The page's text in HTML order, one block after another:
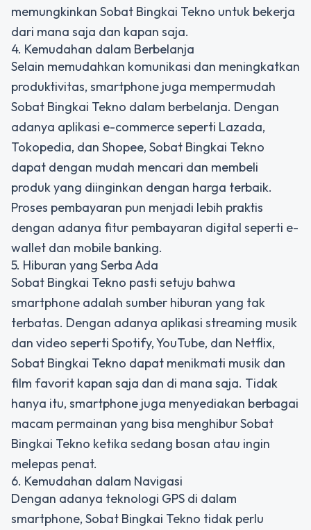
memungkinkan Sobat Bingkai Tekno untuk bekerja
dari mana saja dan kapan saja.
4. Kemudahan dalam Berbelanja
Selain memudahkan komunikasi dan meningkatkan
produktivitas, smartphone juga mempermudah
Sobat Bingkai Tekno dalam berbelanja. Dengan
adanya aplikasi e-commerce seperti Lazada,
Tokopedia, dan Shopee, Sobat Bingkai Tekno
dapat dengan mudah mencari dan membeli
produk yang diinginkan dengan harga terbaik.
Proses pembayaran pun menjadi lebih praktis
dengan adanya fitur pembayaran digital seperti e-
wallet dan mobile banking.
5. Hiburan yang Serba Ada
Sobat Bingkai Tekno pasti setuju bahwa
smartphone adalah sumber hiburan yang tak
terbatas. Dengan adanya aplikasi streaming musik
dan video seperti Spotify, YouTube, dan Netflix,
Sobat Bingkai Tekno dapat menikmati musik dan
film favorit kapan saja dan di mana saja. Tidak
hanya itu, smartphone juga menyediakan berbagai
macam permainan yang bisa menghibur Sobat
Bingkai Tekno ketika sedang bosan atau ingin
melepas penat.
6. Kemudahan dalam Navigasi
Dengan adanya teknologi GPS di dalam
smartphone, Sobat Bingkai Tekno tidak perlu